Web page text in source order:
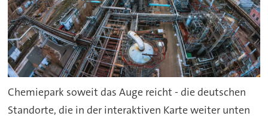
Chemiepark soweit das Auge reicht - die deutschen
Standorte, die in der interaktiven Karte weiter unten